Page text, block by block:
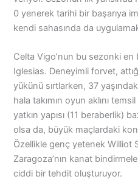
0 yenerek tarihi bir başarıya
kendi sahasında da
Celta Vigo’nun bu sezonki en
Iglesias. Deneyimli forvet,
yükünü sırtlarken, 37
hala takımın oyun aklını
yatkın yapısı (11 beraberlik)
olsa da, büyük maçlardaki
Özellikle genç yetenek Williot
Zaragoza’nın kanat
ciddi bir tehdit oluşturuyor.